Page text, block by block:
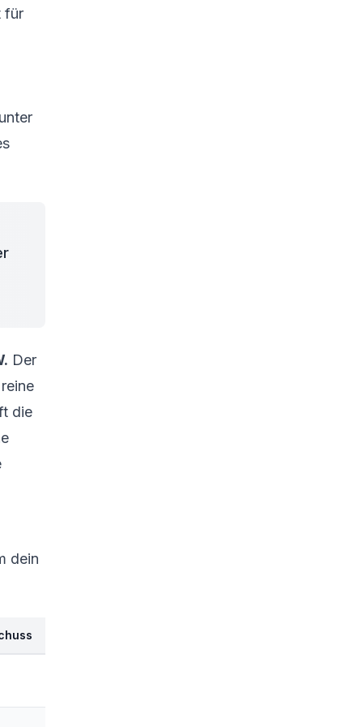
für
Der
die
dein